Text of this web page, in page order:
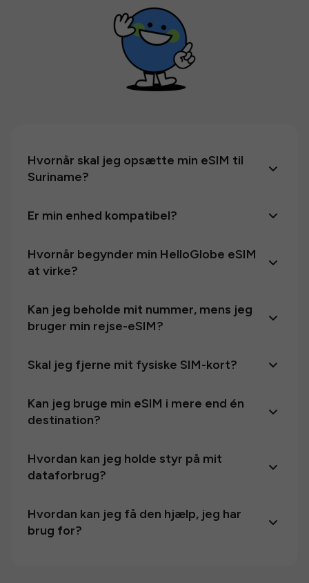
Hvornår skal jeg opsætte min eSIM til
Suriname?
Er min enhed kompatibel?
Hvornår begynder min HelloGlobe eSIM
at virke?
Kan jeg beholde mit nummer, mens jeg
bruger min rejse-eSIM?
Skal jeg fjerne mit fysiske SIM-kort?
Kan jeg bruge min eSIM i mere end én
destination?
Hvordan kan jeg holde styr på mit
dataforbrug?
Hvordan kan jeg få den hjælp, jeg har
brug for?